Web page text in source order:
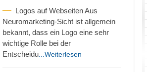
Logos auf Webseiten Aus
Neuromarketing-Sicht ist allgemein
bekannt, dass ein Logo eine sehr
wichtige Rolle bei der
Entscheidu ...Weiterlesen